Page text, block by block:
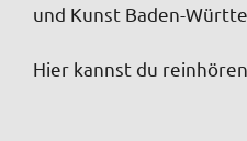
und Kunst Baden-
Hier kannst du